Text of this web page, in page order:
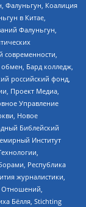
Фалуньгун, Коалиция
в Китае,
Фалуньгун,
современности,
Бард колледж,
российский фонд,
Проект Медиа,
Управление
Новое
Библейский
Институт
Республика
журналистики,
Отношений,
Бёлля, Stichting